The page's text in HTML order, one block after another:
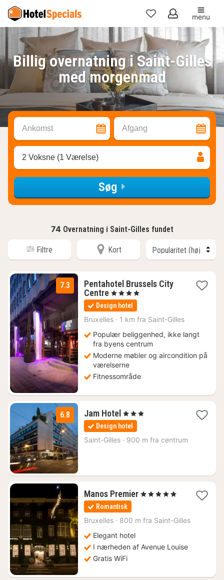
Mine
favoritter
menu
Billig overnatning i Saint-Gilles
med morgenmad
Ankomst Afgang
2 Voksne (1 Værelse)
Søg
74 Overnatning i Saint-Gilles fundet
Filtre Kort
7.3
Pentahotel Brussels City
Centre1
nat
fra
674
, 4 Stjerner
Design hotel
Bruxelles · 1 km fra Saint-Gilles
Populær beliggenhed, ikke langt
fra byens centrum
Moderne møbler og aircondition på
værelserne
Fitnessområde
6.8 Jam Hotel 1
nat
fra
542
, 3 Stjerner
Design hotel
Saint-Gilles · 900 m fra centrum
Manos Premier1
1264
, 5 Stjerner
Romantisk
Bruxelles · 800 m fra Saint-Gilles
Elegant hotel
I nærheden af ​​Avenue Louise
Gratis WiFi